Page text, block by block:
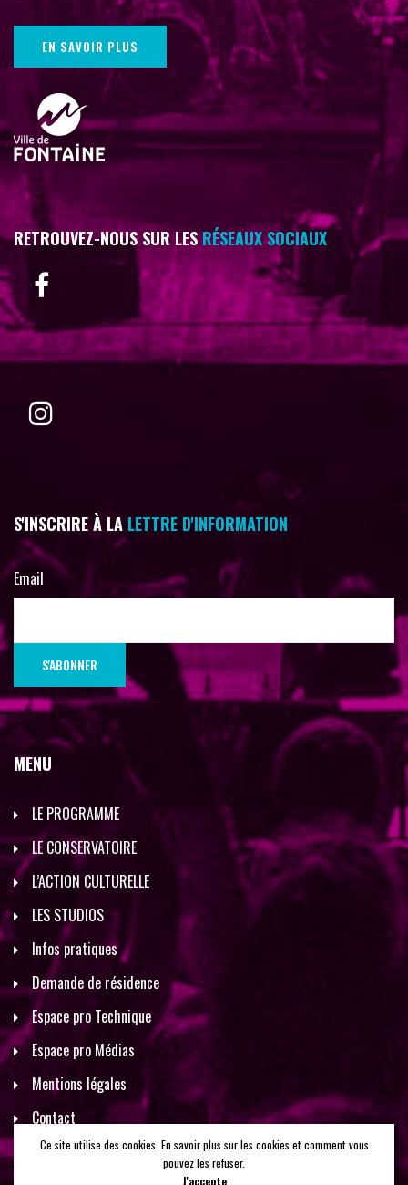
EN SAVOIR PLUS
RETROUVEZ-NOUS SUR LESRÉSEAUX SOCIAUX
S'INSCRIRE À LA LETTRE D'INFORMATION
Email
MENU
LE PROGRAMME
LE CONSERVATOIRE
L’ACTION CULTURELLE
LES STUDIOS
Infos pratiques
Demande de résidence
Espace pro Technique
Espace pro Médias
Mentions légales
Contact
Ce site utilise des cookies. En savoir plus sur les cookies et comment vous
pouvez les refuser.
J'accepte